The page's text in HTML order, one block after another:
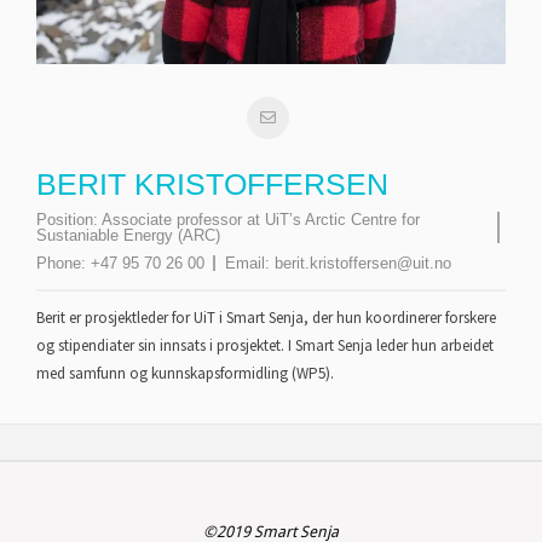
BERIT KRISTOFFERSEN
Position: Associate professor at UiT’s Arctic Centre for
Sustaniable Energy (ARC)
Phone: +47 95 70 26 00 Email: berit.kristoffersen@uit.no
Berit er prosjektleder for UiT i Smart Senja, der hun koordinerer forskere
og stipendiater sin innsats i prosjektet. I Smart Senja leder hun arbeidet
med samfunn og kunnskapsformidling (WP5).
©2019 Smart Senja